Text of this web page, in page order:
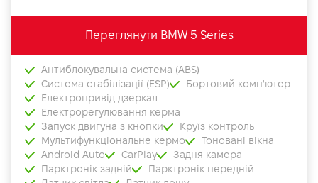
Переглянути BMW 5 Series
Антиблокувальна система (ABS)
Система стабілізації (ESP)
Бортовий комп'ютер
Електропривід дзеркал
Електрорегулювання керма
Запуск двигуна з кнопки
Круїз контроль
Мультифункціональне кермо
Тоновані вікна
Android Auto
CarPlay
Задня камера
Парктронік задній
Парктронік передній